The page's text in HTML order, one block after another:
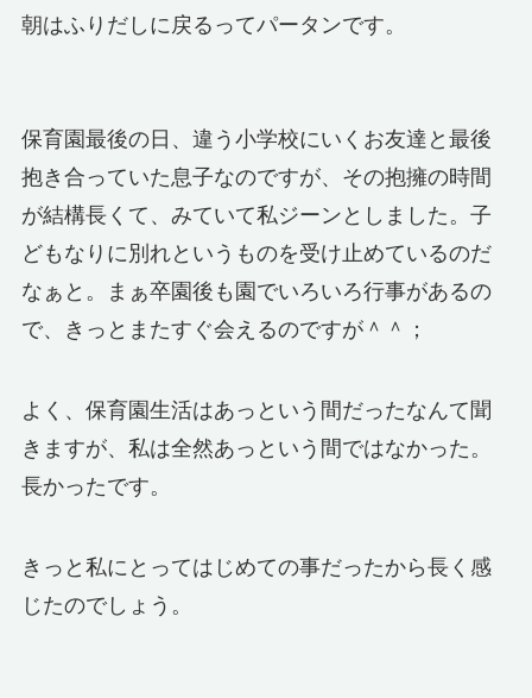
朝はふりだしに戻るってパータンです。
保育園最後の日、違う小学校にいくお友達と最後
抱き合っていた息子なのですが、その抱擁の時間
が結構長くて、みていて私ジーンとしました。子
どもなりに別れというものを受け止めているのだ
なぁと。まぁ卒園後も園でいろいろ行事があるの
で、きっとまたすぐ会えるのですが＾＾；
よく、保育園生活はあっという間だったなんて聞
きますが、私は全然あっという間ではなかった。
長かったです。
きっと私にとってはじめての事だったから長く感
じたのでしょう。